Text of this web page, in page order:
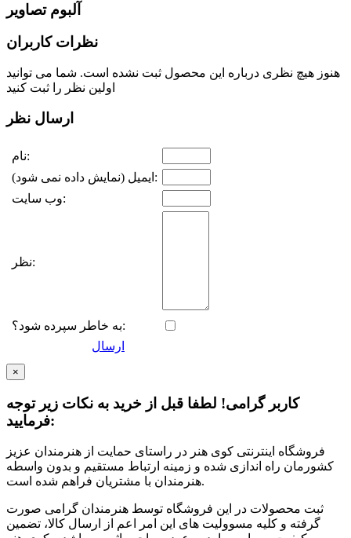
آلبوم تصاویر
نظرات کاربران
هنوز هیچ نظری درباره این محصول ثبت نشده است. شما می توانید
اولین نظر را ثبت کنید
ارسال نظر
نام:
ایمیل (نمایش داده نمی شود):
وب سایت:
نظر:
به خاطر سپرده شود؟:
ارسال
×
کاربر گرامی! لطفا قبل از خرید به نکات زیر توجه
فرمایید:
فروشگاه اینترنتی کوی هنر در راستای حمایت از هنرمندان عزیز
کشورمان راه اندازی شده و زمینه ارتباط مستقیم و بدون واسطه
هنرمندان با مشتریان فراهم شده است.
ثبت محصولات در این فروشگاه توسط هنرمندان گرامی صورت
گرفته و کلیه مسوولیت های این امر اعم از ارسال کالا، تضمین